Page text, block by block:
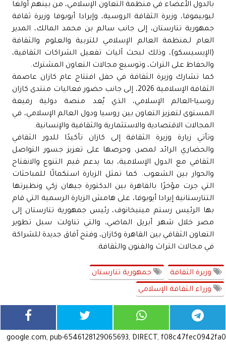
بالدول الأعضاء في منظمة التعاون الإسلامي، من بينهم أولغا
ليوبيموفا، وزيرة الثقافة الروسية، وإيرادا أيوبوفا وزيرة ثقافة
جمهورية تتارستان، إلى جانب سالم بن محمد المالك، المدير
العام لـمنظمة العالم الإسلامي للتربية والعلوم والثقافة
(الإيسيسكو)، وذلك لبحث آليات تفعيل الشراكات الثقافية،
والحفاظ على التراث، وتوسيع مجالات التعاون المشترك.
كما تشارك وزيرة الثقافة في حفل افتتاح عام كازان عاصمة
الثقافة الإسلامية 2026، إلى جانب حضور فعاليات منتدى كازان
روسيا-العالم الإسلامي، الذي يُعد منصة دولية رفيعة
المستوى لتعزيز التعاون بين روسيا ودول العالم الإسلامي، في
المجالات الاقتصادية والاستثمارية والثقافية والإنسانية.
وتأتي زيارة وزيرة الثقافة إلى كازان تأكيدًا للدور الثقافي
والحضاري الرائد لمصر، وحرصها على تعزيز جسور التواصل
الثقافي مع الدول الإسلامية، بما يدعم قيم التنوع والانفتاح
والحوار بين الشعوب. كما تمثل الزيارة استكمالًا للمباحثات
التي جرت مؤخرًا بالقاهرة بين الدكتورة جيهان زكي ونظيرتها
التتارستانية إيرادا أيوبوفا، على هامش الزيارة الرسمية التي قام
بها الرئيس رستم مينيخانوف، رئيس جمهورية تتارستان إلى
مصر خلال شهر أبريل الماضي، والتي تناولت سبل تطوير
التعاون الثقافي بين القاهرة وكازان، وفتح آفاق جديدة للشراكة
في مجالات التراث والفنون والثقافة.
وزيرة الثقافة جمهورية تتارستان
وزراء الثقافة الإسلامي
google.com, pub-6546128129065693, DIRECT, f08c47fec0942fa0